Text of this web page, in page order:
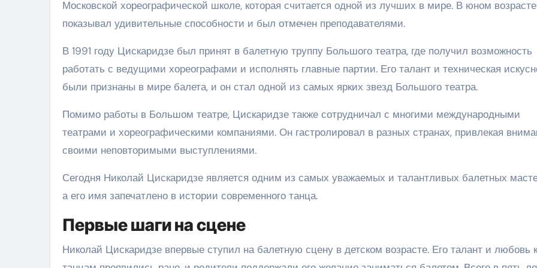
Московской хореографической школе, которая считается одной из лучших в мире. В юном
показывал удивительные способности и был отмечен преподавателями.
В 1991 году Цискаридзе был принят в балетную труппу Большого театра, где получил возможность
работать с ведущими хореографами и исполнять главные партии. Его талант и техническая
были признаны в мире балета, и он стал одной из самых ярких звезд Большого театра.
Помимо работы в Большом театре, Цискаридзе также сотрудничал с многими международными
театрами и хореографическими компаниями. Он гастролировал в разных странах, привлекая
своими неповторимыми выступлениями.
Сегодня Николай Цискаридзе является одним из самых уважаемых и талантливых балетных
а его имя запечатлено в истории современного танца.
Первые шаги на сцене
Николай Цискаридзе впервые ступил на балетную сцену в детском возрасте. Его талант и любовь к